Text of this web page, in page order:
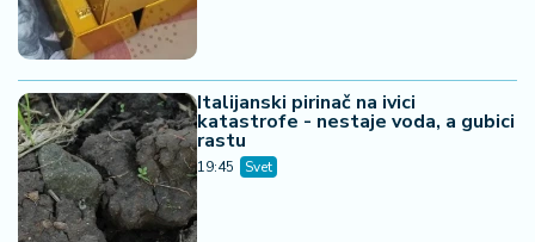
Italijanski pirinač na ivici
katastrofe - nestaje voda, a gubici
rastu
19:45 Svet